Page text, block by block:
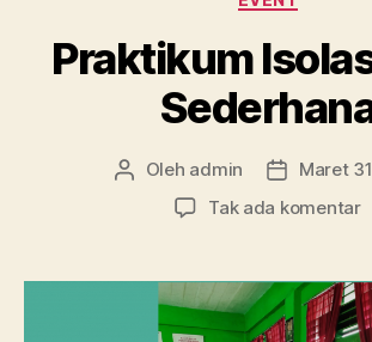
Praktikum
Penulis
artikel
Oleh admin
Tanggal
artikel
Maret
Tak ada komentar